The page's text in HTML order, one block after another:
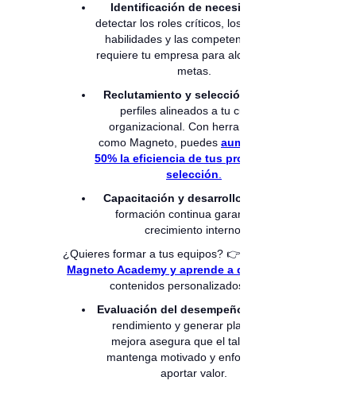
Identificación de necesidades:
detectar los roles críticos, los vacíos de
habilidades y las competencias que
requiere tu empresa para alcanzar sus
metas.
Reclutamiento y selección:
perfiles alineados a tu cultura
organizacional. Con herramientas
como Magneto, puedes aumentar un
50% la eficiencia de tus procesos de
selección
Capacitación y desarrollo:
formación continua garantiza el
crecimiento interno.
¿Quieres formar a tus equipos? 👉
Magneto Academy y aprende a diario
contenidos personalizados.
Evaluación del desempeño:
rendimiento y generar planes de
mejora asegura que el talento se
mantenga motivado y enfocado en
aportar valor.